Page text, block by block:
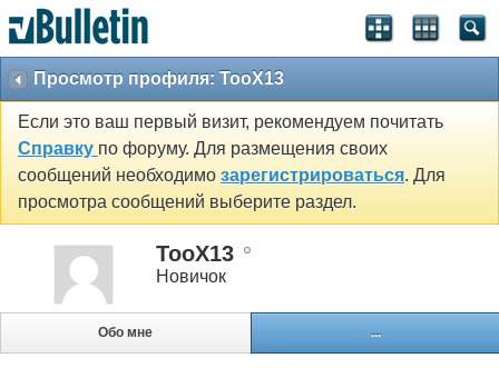
Просмотр профиля: TooX13
Если это ваш первый визит, рекомендуем почитать
Справку по форуму. Для размещения своих
сообщений необходимо зарегистрироваться. Для
просмотра сообщений выберите раздел.
TooX13
Новичок
Обо мне ...